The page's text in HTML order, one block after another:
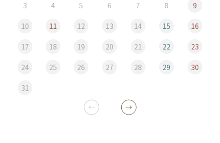
3 4 5 6 7 8 9
10 11 12 13 14 15 16
17 18 19 20 21 22 23
24 25 26 27 28 29 30
31